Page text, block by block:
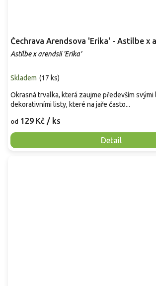
Čechrava Arendsova 'Erika' - Astilbe x
Astilbe x arendsii 'Erika'
Skladem (17 ks)
od 129 Kč / ks
Detail
Okrasná trvalka, která zaujme především svými
dekorativními listy, které na jaře často...